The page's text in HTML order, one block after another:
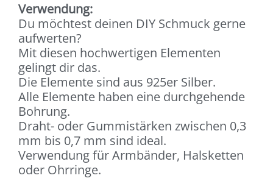
Verwendung:
Du möchtest deinen DIY Schmuck gerne
aufwerten?
Mit diesen hochwertigen Elementen
gelingt dir das.
Die Elemente sind aus 925er Silber.
Alle Elemente haben eine durchgehende
Bohrung.
Draht- oder Gummistärken zwischen 0,3
mm bis 0,7 mm sind ideal.
Verwendung für Armbänder, Halsketten
oder Ohrringe.